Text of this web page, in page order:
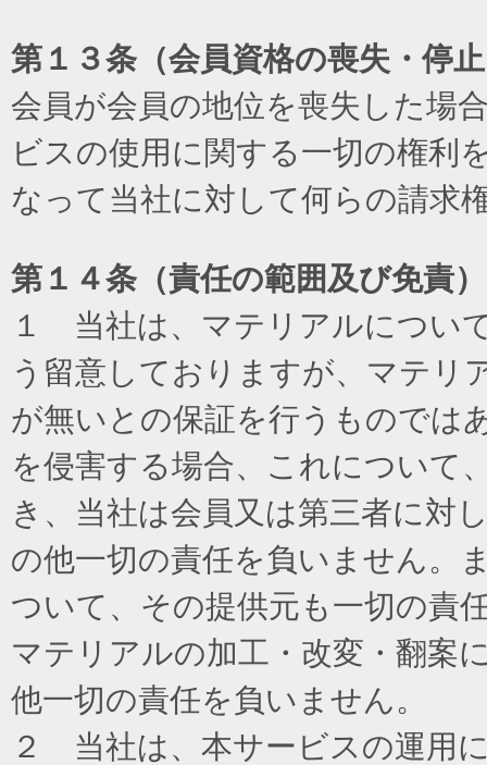
第１３条（会員資格の喪失・停
会員が会員の地位を喪失した場
ビスの使用に関する一切の権利
なって当社に対して何らの請求
第１４条（責任の範囲及び免責）
１ 当社は、マテリアルについ
う留意しておりますが、マテリ
が無いとの保証を行うものでは
を侵害する場合、これについて
き、当社は会員又は第三者に対
の他一切の責任を負いません。
ついて、その提供元も一切の責
マテリアルの加工・改変・翻案
他一切の責任を負いません。
２ 当社は、本サービスの運用